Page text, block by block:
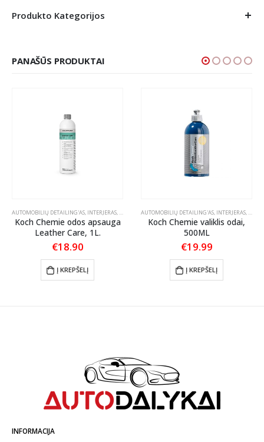
Produkto Kategorijos
PANAŠŪS PRODUKTAI
VINILO IR GUMOS VALYMAS ,TEKSTILĖS PRIEŽIŪRA
AUTOMOBILIŲ DETAILING'AS, INTERJERAS, ODOS PRIEŽIŪRA
Koch Chemie odos apsauga
Leather Care, 1L.
€18.90
Į KREPŠELĮ
AUTOMOBILIŲ DETAILING'AS, INTERJERAS, ODOS
Koch Chemie valiklis odai,
500ML
€19.99
Į KREPŠELĮ
INFORMACIJA